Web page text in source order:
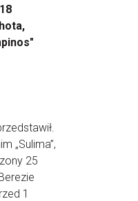
„Sulima”,
25
1